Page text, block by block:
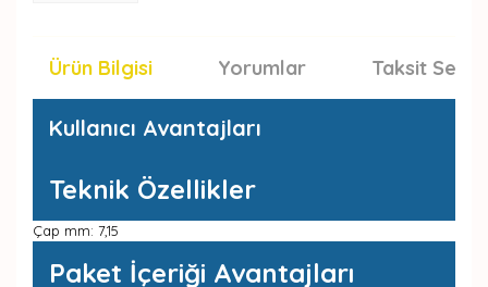
Ürün Bilgisi Yorumlar Taksit
Kullanıcı Avantajları
Teknik Özellikler
Çap mm: 7,15
Paket İçeriği Avantajları